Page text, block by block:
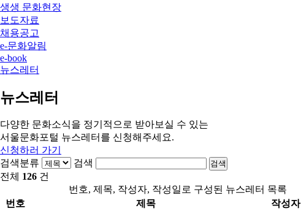
생생 문화현장
보도자료
채용공고
e-문화알림
e-book
뉴스레터
뉴스레터
다양한 문화소식을 정기적으로 받아보실 수 있는
서울문화포털 뉴스레터를 신청해주세요.
신청하러 가기
검색분류
검색 검색
전체 126 건
번호, 제목, 작성자, 작성일로 구성된 뉴스레터 목록
번호
제목 작성자